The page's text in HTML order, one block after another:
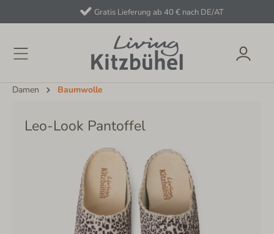
Gratis Lieferung ab 40 € nach DE/AT
Damen Baumwolle
Leo-Look Pantoffel